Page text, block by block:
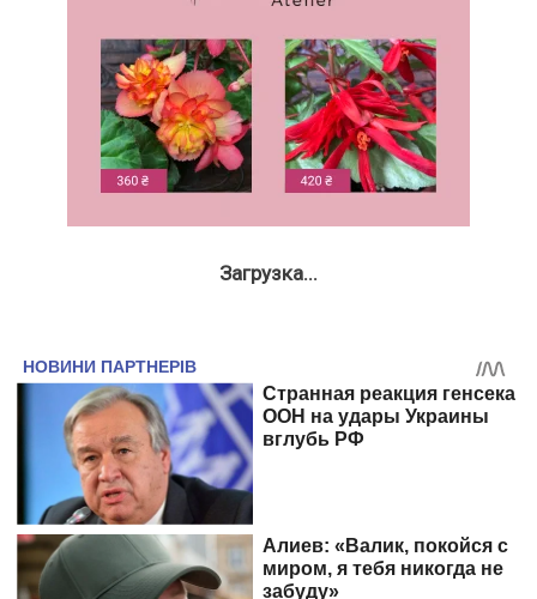
Загрузка...